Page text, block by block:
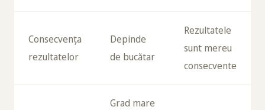
Consecvența
rezultatelor
Depinde
de bucătar
Rezultatele
sunt mereu
consecvente
Grad mare